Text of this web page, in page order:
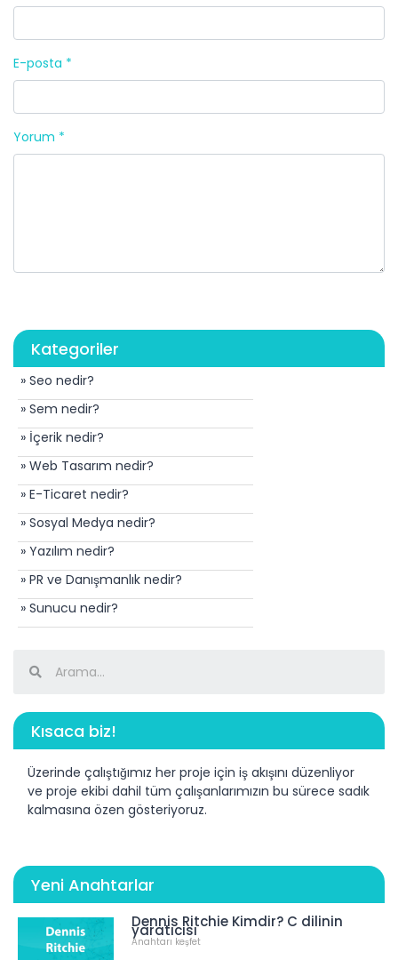
E-posta *
Yorum *
Kategoriler
» Seo nedir?
» Sem nedir?
» İçerik nedir?
» Web Tasarım nedir?
» E-Ticaret nedir?
» Sosyal Medya nedir?
» Yazılım nedir?
» PR ve Danışmanlık nedir?
» Sunucu nedir?
Kısaca biz!
Üzerinde çalıştığımız her proje için iş akışını düzenliyor
ve proje ekibi dahil tüm çalışanlarımızın bu sürece sadık
kalmasına özen gösteriyoruz.
Yeni Anahtarlar
Dennis Ritchie Kimdir? C dilinin
yaratıcısı
Anahtarı keşfet